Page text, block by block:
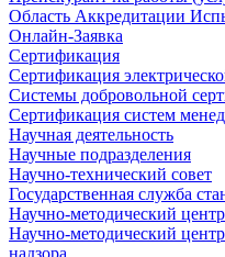
Область Аккредитации
Онлайн-Заявка
Сертификация
Сертификация
Системы добровольной
Сертификация систем
Научная деятельность
Научные подразделения
Научно-технический совет
Государственная служба
Научно-методический
Научно-методический
надзора